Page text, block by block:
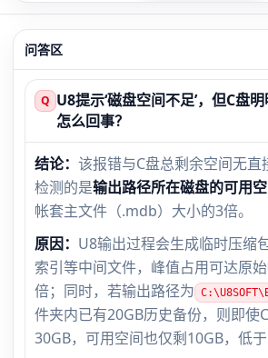
问答区
Q U8提示‘磁盘空间不足’，但C盘明
怎么回事？
结论： 该报错与C盘总剩余空间无
检测的是输出路径所在磁盘的可用
帐套主文件（.mdb）大小的3倍。
原因： U8输出过程会生成临时压缩
索引等中间文件，峰值占用可达原
倍；同时，若输出路径为
件夹内已有20GB历史备份，则即使
30GB，可用空间也仅剩10GB，低于